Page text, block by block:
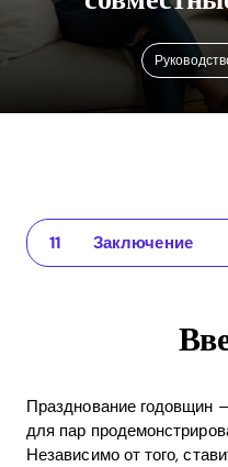
Введение
Приложение для
Особые впечатления:
Совместный
Организация
Романтические
Воспоминания:
Искусство
ROI
Часто
Заключение
Празднование годовщин
для пар
Независимо от того,